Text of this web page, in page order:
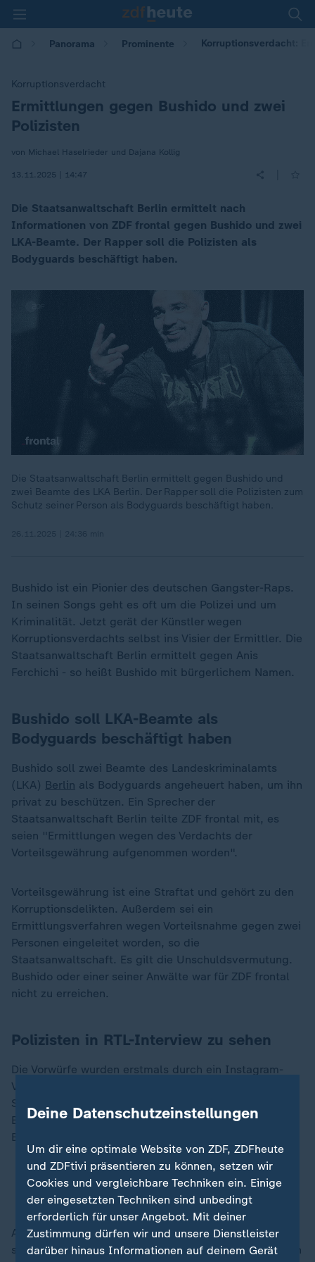
Panorama Prominente Korruptionsverdacht:
Korruptionsverdacht
:Ermittlungen gegen Bushido und zwei
Polizisten
von Michael Haselrieder und Dajana Kollig
13.11.2025 | 14:47
Die Staatsanwaltschaft Berlin ermittelt nach
Informationen von ZDF frontal gegen Bushido und zwei
LKA-Beamte. Der Rapper soll die Polizisten als
Bodyguards beschäftigt haben.
00:20
Die Staatsanwaltschaft Berlin ermittelt gegen Bushido und
zwei Beamte des LKA Berlin. Der Rapper soll die Polizisten zum
Schutz seiner Person als Bodyguards beschäftigt haben.
Bushido ist ein Pionier des deutschen Gangster-Raps.
In seinen Songs geht es oft um die Polizei und um
Kriminalität. Jetzt gerät der Künstler wegen
Korruptionsverdachts selbst ins Visier der Ermittler. Die
Staatsanwaltschaft Berlin ermittelt gegen Anis
Ferchichi - so heißt Bushido mit bürgerlichem Namen.
Bushido soll LKA-Beamte als
Bodyguards beschäftigt haben
Bushido soll zwei Beamte des Landeskriminalamts
(LKA) Berlin als Bodyguards angeheuert haben, um ihn
privat zu beschützen. Ein Sprecher der
Staatsanwaltschaft Berlin teilte ZDF frontal mit, es
seien "Ermittlungen wegen des Verdachts der
Vorteilsgewährung aufgenommen worden".
Vorteilsgewährung ist eine Straftat und gehört zu den
Korruptionsdelikten. Außerdem sei ein
Ermittlungsverfahren wegen Vorteilsnahme gegen zwei
Personen eingeleitet worden, so die
Staatsanwaltschaft. Es gilt die Unschuldsvermutung.
Bushido oder einer seiner Anwälte war für ZDF frontal
nicht zu erreichen.
Polizisten in RTL-Interview zu sehen
Die Vorwürfe wurden erstmals durch ein Instagram-
Video der RTL-Moderatorin Frauke Ludowig im
September 2025 öffentlich bekannt. Ludowig traf
Bushido und seine Frau in einem Döner-Imbiss in
Berlin-Mitte zum Interview.
Abschiedstour 2026: Rapper Bushido will Karriere
beenden
Auf dem Video sind im Hintergrund zwei Männer zu
sehen, die den Eingangsbereich bewachen. Sie wurden
Deine Datenschutzeinstellungen
Um dir eine optimale Website von ZDF, ZDFheute
und ZDFtivi präsentieren zu können, setzen wir
Cookies und vergleichbare Techniken ein. Einige
der eingesetzten Techniken sind unbedingt
erforderlich für unser Angebot. Mit deiner
Zustimmung dürfen wir und unsere Dienstleister
darüber hinaus Informationen auf deinem Gerät